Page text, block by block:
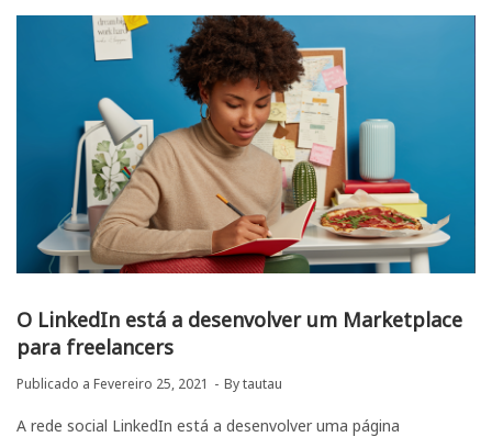
O LinkedIn está a desenvolver um Marketplace
para freelancers
Publicado a Fevereiro 25, 2021 Bytautau
A rede social LinkedIn está a desenvolver uma página